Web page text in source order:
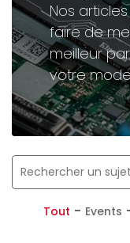
Nos
faire de
meilleur
votre
Tout Events